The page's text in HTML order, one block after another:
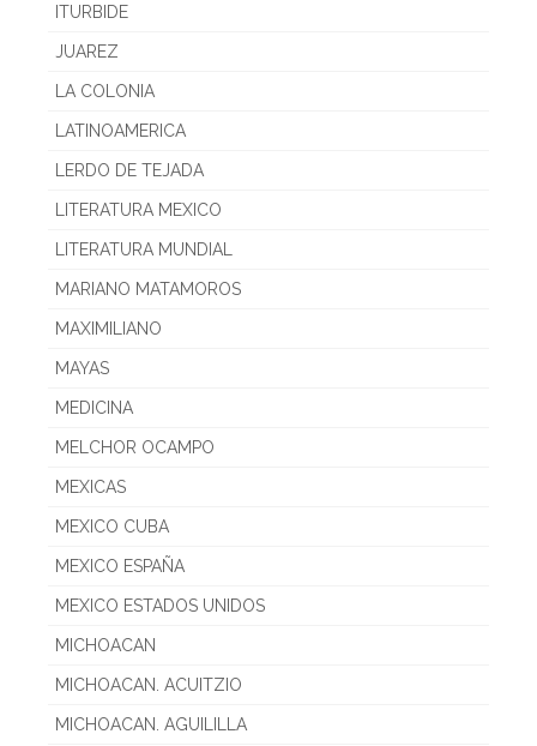
ITURBIDE
JUAREZ
LA COLONIA
LATINOAMERICA
LERDO DE TEJADA
LITERATURA MEXICO
LITERATURA MUNDIAL
MARIANO MATAMOROS
MAXIMILIANO
MAYAS
MEDICINA
MELCHOR OCAMPO
MEXICAS
MEXICO CUBA
MEXICO ESPAÑA
MEXICO ESTADOS UNIDOS
MICHOACAN
MICHOACAN. ACUITZIO
MICHOACAN. AGUILILLA